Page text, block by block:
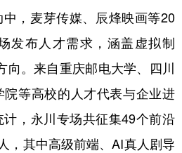
，麦芽传媒、辰烽映画等20
发布人才需求，涵盖虚拟制
向。来自重庆邮电大学、四川
等高校的人才代表与企业进
，永川专场共征集49个前沿
，其中高级前端、AI真人剧导